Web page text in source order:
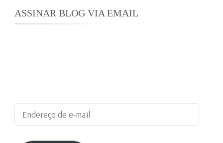
ASSINAR BLOG VIA EMAIL
Endereço
de